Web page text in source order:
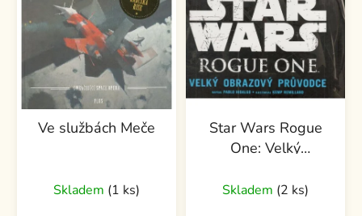
Ve službách Meče
Skladem (1 ks)
Star Wars Rogue
One: Velký
Skladem (2 ks)